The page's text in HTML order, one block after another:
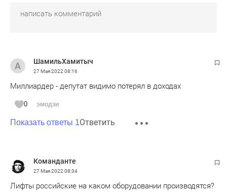
ШамильХамитыч
27 Мая 202208:16
Миллиардер - депутат видимо потерял в доходах
0 эмодзи
Показать ответы 1Ответить
Команданте
27 Мая 202208:34
Лифты российские на каком оборудовании производятся?